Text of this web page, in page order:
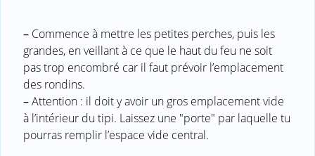
– Commence à mettre les petites perches, puis les
grandes, en veillant à ce que le haut du feu ne soit
pas trop encombré car il faut prévoir l’emplacement
des rondins.
–Attention : il doit y avoir un gros emplacement vide
à l’intérieur du tipi. Laissez une "porte" par laquelle tu
pourras remplir l’espace vide central.